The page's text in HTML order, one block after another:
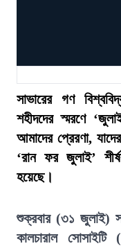
সাভারের গণ
শহীদদের স্মরণে
আমাদের প্রেরণা,
‘রান ফর জুলাই’
হয়েছে।
শুক্রবার (৩১ জুলাই)
কালচারাল